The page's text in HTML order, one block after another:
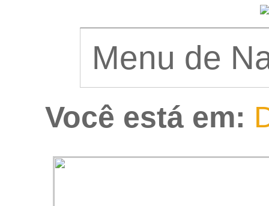
Você está em: